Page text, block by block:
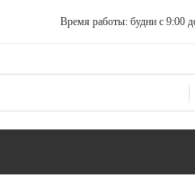
Время работы: будни с 9:00